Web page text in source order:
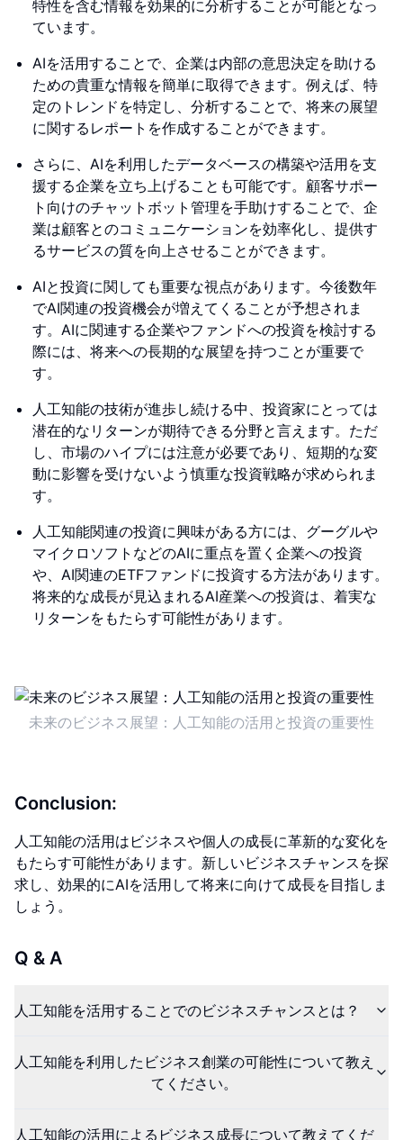
特性を含む情報を効果的に分析することが可能となっ
ています。
AIを活用することで、企業は内部の意思決定を助ける
ための貴重な情報を簡単に取得できます。例えば、特
定のトレンドを特定し、分析することで、将来の展望
に関するレポートを作成することができます。
さらに、AIを利用したデータベースの構築や活用を支
援する企業を立ち上げることも可能です。顧客サポー
ト向けのチャットボット管理を手助けすることで、企
業は顧客とのコミュニケーションを効率化し、提供す
るサービスの質を向上させることができます。
AIと投資に関しても重要な視点があります。今後数年
でAI関連の投資機会が増えてくることが予想されま
す。AIに関連する企業やファンドへの投資を検討する
際には、将来への長期的な展望を持つことが重要で
す。
人工知能の技術が進歩し続ける中、投資家にとっては
潜在的なリターンが期待できる分野と言えます。ただ
し、市場のハイプには注意が必要であり、短期的な変
動に影響を受けないよう慎重な投資戦略が求められま
す。
人工知能関連の投資に興味がある方には、グーグルや
マイクロソフトなどのAIに重点を置く企業への投資
や、AI関連のETFファンドに投資する方法があります。
将来的な成長が見込まれるAI産業への投資は、着実な
リターンをもたらす可能性があります。
未来のビジネス展望：人工知能の活用と投資の重要性
Conclusion:
人工知能の活用はビジネスや個人の成長に革新的な変化を
もたらす可能性があります。新しいビジネスチャンスを探
求し、効果的にAIを活用して将来に向けて成長を目指しま
しょう。
Q & A
人工知能を活用することでのビジネスチャンスとは？
人工知能を利用したビジネス創業の可能性について教え
てください。
人工知能の活用によるビジネス成長について教えてくだ